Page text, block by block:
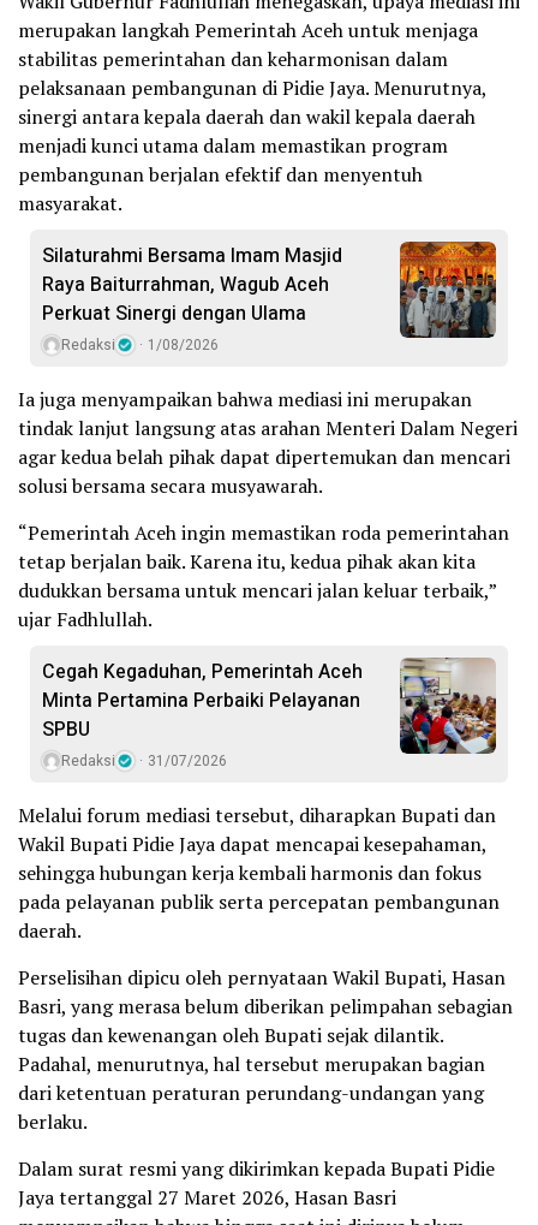
merupakan langkah Pemerintah Aceh untuk menjaga
stabilitas pemerintahan dan keharmonisan dalam
pelaksanaan pembangunan di Pidie Jaya. Menurutnya,
sinergi antara kepala daerah dan wakil kepala daerah
menjadi kunci utama dalam memastikan program
pembangunan berjalan efektif dan menyentuh
masyarakat.
Silaturahmi Bersama Imam Masjid
Raya Baiturrahman, Wagub Aceh
Perkuat Sinergi dengan Ulama
Redaksi 1/08/2026
Ia juga menyampaikan bahwa mediasi ini merupakan
tindak lanjut langsung atas arahan Menteri Dalam Negeri
agar kedua belah pihak dapat dipertemukan dan mencari
solusi bersama secara musyawarah.
“Pemerintah Aceh ingin memastikan roda pemerintahan
tetap berjalan baik. Karena itu, kedua pihak akan kita
dudukkan bersama untuk mencari jalan keluar terbaik,”
ujar Fadhlullah.
Cegah Kegaduhan, Pemerintah Aceh
Minta Pertamina Perbaiki Pelayanan
SPBU
Redaksi 31/07/2026
Melalui forum mediasi tersebut, diharapkan Bupati dan
Wakil Bupati Pidie Jaya dapat mencapai kesepahaman,
sehingga hubungan kerja kembali harmonis dan fokus
pada pelayanan publik serta percepatan pembangunan
daerah.
Perselisihan dipicu oleh pernyataan Wakil Bupati, Hasan
Basri, yang merasa belum diberikan pelimpahan sebagian
tugas dan kewenangan oleh Bupati sejak dilantik.
Padahal, menurutnya, hal tersebut merupakan bagian
dari ketentuan peraturan perundang-undangan yang
berlaku.
Dalam surat resmi yang dikirimkan kepada Bupati Pidie
Jaya tertanggal 27 Maret 2026, Hasan Basri